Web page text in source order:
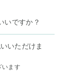
いですか？
いただけま
います